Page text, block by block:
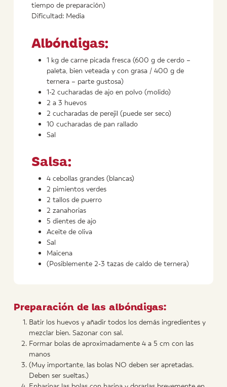
tiempo de preparación)
Dificultad: Media
Albóndigas:
1 kg de carne picada fresca (600 g de cerdo –
paleta, bien veteada y con grasa / 400 g de
ternera – parte gustosa)
1-2 cucharadas de ajo en polvo (molido)
2 a 3 huevos
2 cucharadas de perejil (puede ser seco)
10 cucharadas de pan rallado
Sal
Salsa:
4 cebollas grandes (blancas)
2 pimientos verdes
2 tallos de puerro
2 zanahorias
5 dientes de ajo
Aceite de oliva
Sal
Maicena
(Posiblemente 2-3 tazas de caldo de ternera)
Preparación de las albóndigas:
Batir los huevos y añadir todos los demás ingredientes y
mezclar bien. Sazonar con sal.
Formar bolas de aproximadamente 4 a 5 cm con las
manos
(Muy importante, las bolas NO deben ser apretadas.
Deben ser sueltas.)